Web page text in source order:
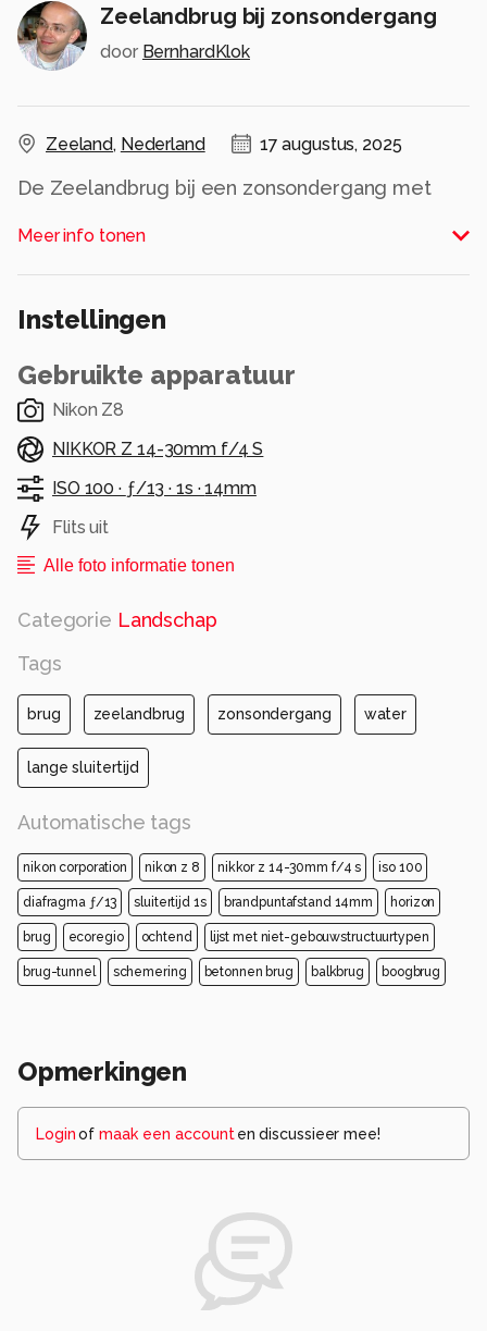
Zeelandbrug bij zonsondergang
door BernhardKlok
Zeeland, Nederland 17 augustus, 2025
De Zeelandbrug bij een zonsondergang met
Meer info tonen
Instellingen
Gebruikte apparatuur
Nikon Z8
NIKKOR Z 14-30mm f/4 S
ISO 100 · ƒ/13 · 1s ·14mm
Flits uit
Alle foto informatie tonen
Categorie Landschap
Tags
brug zeelandbrug zonsondergang water
lange sluitertijd
Automatische tags
nikon corporation nikon z 8 nikkor z 14-30mm f/4 s iso 100
diafragma ƒ/13 sluitertijd 1s brandpuntafstand 14mm horizon
brug ecoregio ochtend lijst met niet-gebouwstructuurtypen
brug-tunnel schemering betonnen brug balkbrug boogbrug
Opmerkingen
Loginof maak een account en discussieer mee!